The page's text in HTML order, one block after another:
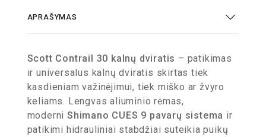
APRAŠYMAS
Scott Contrail 30 kalnų dviratis – patikimas
ir universalus kalnų dviratis skirtas tiek
kasdieniam važinėjimui, tiek miško ar žvyro
keliams. Lengvas aliuminio rėmas,
moderni Shimano CUES 9 pavarų sistema ir
patikimi hidrauliniai stabdžiai suteikia puikų